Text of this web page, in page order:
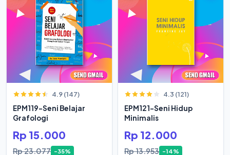
4.9 (147)
EPM119-Seni Belajar
Grafologi
Rp 15.000
Rp 23.077 -35%
4.3 (121)
EPM121-Seni Hidup
Minimalis
Rp 12.000
Rp 13.953 -14%